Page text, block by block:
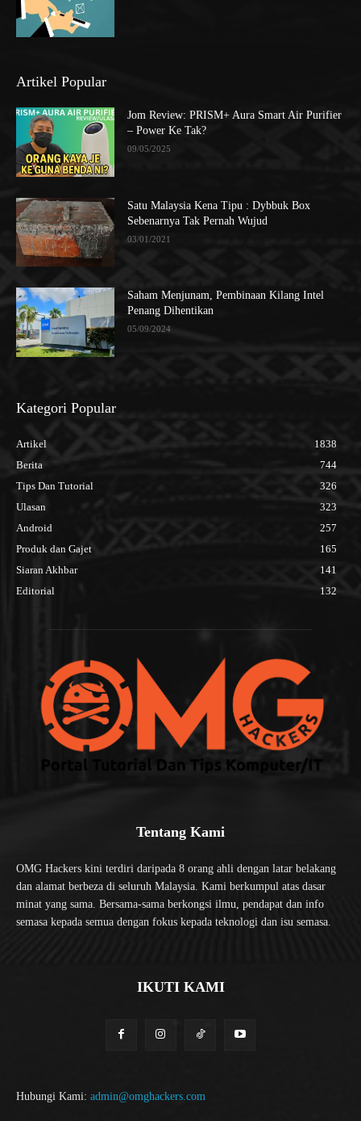
Artikel Popular
Jom Review: PRISM+ Aura Smart Air Purifier
– Power Ke Tak?
09/05/2025
Satu Malaysia Kena Tipu : Dybbuk Box
Sebenarnya Tak Pernah Wujud
03/01/2021
Saham Menjunam, Pembinaan Kilang Intel
Penang Dihentikan
05/09/2024
Kategori Popular
Artikel
1838
Berita
744
Tips Dan Tutorial
326
Ulasan
323
Android
257
Produk dan Gajet
165
Siaran Akhbar
141
Editorial
132
Tentang Kami
OMG Hackers kini terdiri daripada 8 orang ahli dengan latar belakang
dan alamat berbeza di seluruh Malaysia. Kami berkumpul atas dasar
minat yang sama. Bersama-sama berkongsi ilmu, pendapat dan info
semasa kepada semua dengan fokus kepada teknologi dan isu semasa.
IKUTI KAMI
Hubungi Kami: admin@omghackers.com